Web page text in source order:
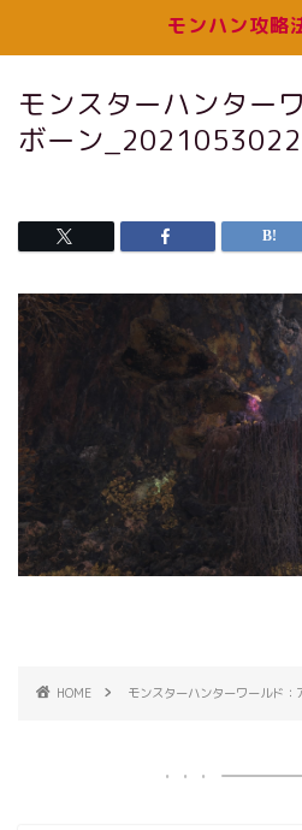
モンハン攻略
モンスターハンター
ボーン
HOME モンスターハンターワールド